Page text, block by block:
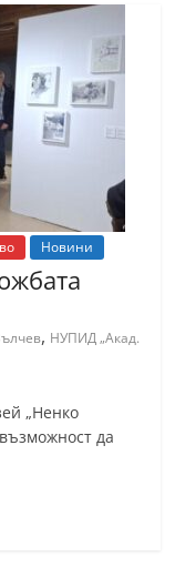
Новини
, НУПИД „Акад.
„Ненко
да